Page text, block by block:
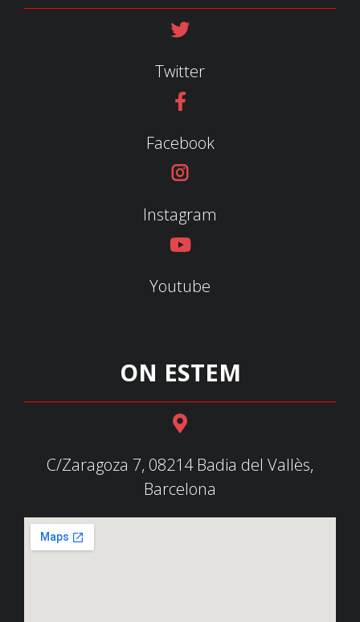
Twitter
Facebook
Instagram
Youtube
ON ESTEM
C/Zaragoza 7, 08214 Badia del Vallès,
Barcelona